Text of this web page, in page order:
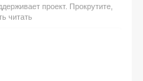
проект. Прокрутите,
читать